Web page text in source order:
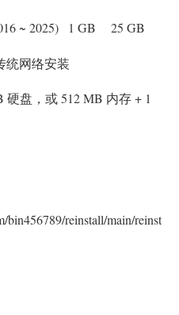
~ 2025) 1 GB 25 GB
统网络安装
硬盘，或 512 MB 内存 + 1
bin456789/reinstall/main/reinst